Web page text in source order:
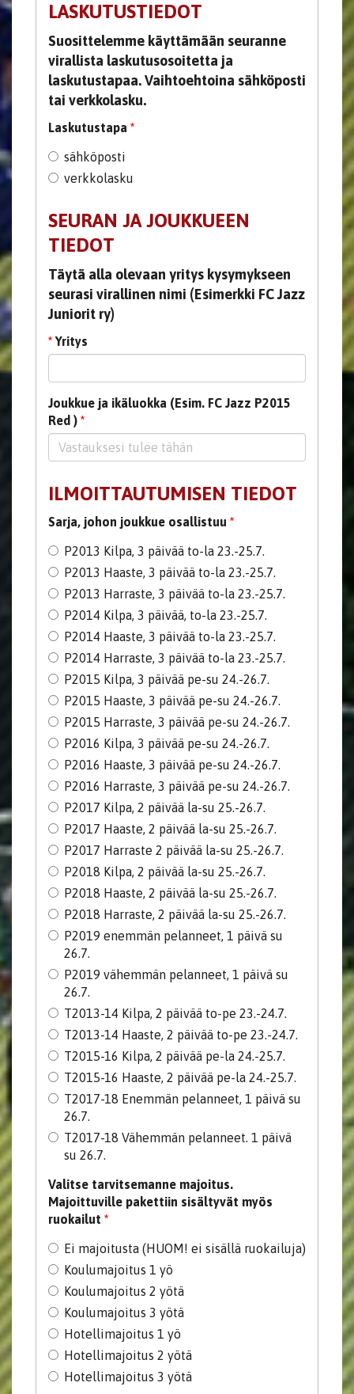
LASKUTUSTIEDOT
Suosittelemme käyttämään seuranne
virallista laskutusosoitetta ja
laskutustapaa. Vaihtoehtoina sähköposti
tai verkkolasku.
Laskutustapa *
sähköposti
verkkolasku
SEURAN JA JOUKKUEEN
TIEDOT
Täytä alla olevaan yritys kysymykseen
seurasi virallinen nimi (Esimerkki FC Jazz
Juniorit ry)
*Yritys
Joukkue ja ikäluokka (Esim. FC Jazz P2015
Red ) *
ILMOITTAUTUMISEN TIEDOT
Sarja, johon joukkue osallistuu *
P2013 Kilpa, 3 päivää to-la 23.-25.7.
P2013 Haaste, 3 päivää to-la 23.-25.7.
P2013 Harraste, 3 päivää to-la 23.-25.7.
P2014 Kilpa, 3 päivää, to-la 23.-25.7.
P2014 Haaste, 3 päivää to-la 23.-25.7.
P2014 Harraste, 3 päivää to-la 23.-25.7.
P2015 Kilpa, 3 päivää pe-su 24.-26.7.
P2015 Haaste, 3 päivää pe-su 24.-26.7.
P2015 Harraste, 3 päivää pe-su 24.-26.7.
P2016 Kilpa, 3 päivää pe-su 24.-26.7.
P2016 Haaste, 3 päivää pe-su 24.-26.7.
P2016 Harraste, 3 päivää pe-su 24.-26.7.
P2017 Kilpa, 2 päivää la-su 25.-26.7.
P2017 Haaste, 2 päivää la-su 25.-26.7.
P2017 Harraste 2 päivää la-su 25.-26.7.
P2018 Kilpa, 2 päivää la-su 25.-26.7.
P2018 Haaste, 2 päivää la-su 25.-26.7.
P2018 Harraste, 2 päivää la-su 25.-26.7.
P2019 enemmän pelanneet, 1 päivä su
26.7.
P2019 vähemmän pelanneet, 1 päivä su
26.7.
T2013-14 Kilpa, 2 päivää to-pe 23.-24.7.
T2013-14 Haaste, 2 päivää to-pe 23.-24.7.
T2015-16 Kilpa, 2 päivää pe-la 24.-25.7.
T2015-16 Haaste, 2 päivää pe-la 24.-25.7.
T2017-18 Enemmän pelanneet, 1 päivä su
26.7.
T2017-18 Vähemmän pelanneet. 1 päivä
su 26.7.
Valitse tarvitsemanne majoitus.
Majoittuville pakettiin sisältyvät myös
ruokailut *
Ei majoitusta (HUOM! ei sisällä ruokailuja)
Koulumajoitus 1 yö
Koulumajoitus 2 yötä
Koulumajoitus 3 yötä
Hotellimajoitus 1 yö
Hotellimajoitus 2 yötä
Hotellimajoitus 3 yötä